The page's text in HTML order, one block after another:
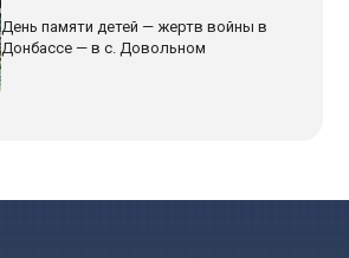
День памяти детей — жертв войны в
Донбассе — в с. Довольном